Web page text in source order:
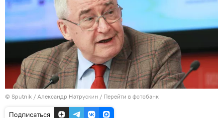
© Sputnik / Александр Натрускин / Перейти в фотобанк
Подписаться